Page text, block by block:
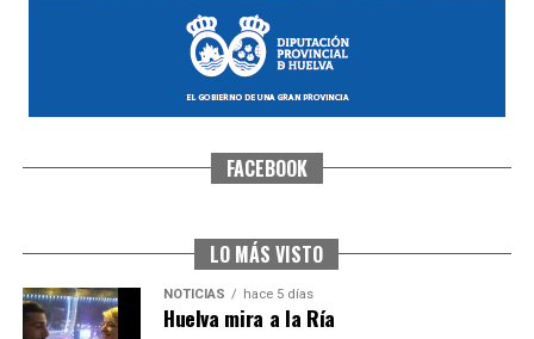
CUARTA CORRIDA DE LAS FIESTAS COLOMBINAS
FACEBOOK
LO MÁS VISTO
NOTICIAS hace 5 días
Huelva mira a la Ría